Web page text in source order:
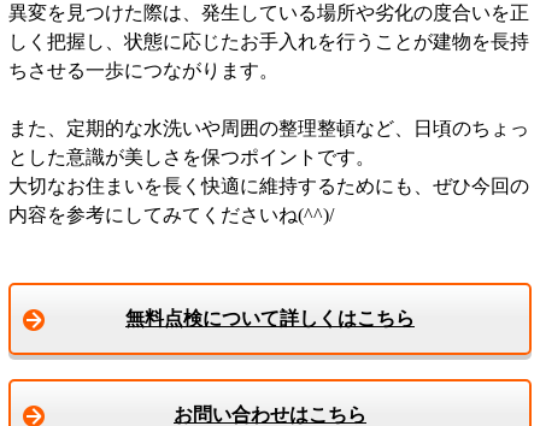
異変を見つけた際は、発生している場所や劣化の度合いを正
しく把握し、状態に応じたお手入れを行うことが建物を長持
ちさせる一歩につながります。
また、定期的な水洗いや周囲の整理整頓など、日頃のちょっ
とした意識が美しさを保つポイントです。
大切なお住まいを長く快適に維持するためにも、ぜひ今回の
内容を参考にしてみてくださいね(^^)/
無料点検について詳しくはこちら
お問い合わせはこちら